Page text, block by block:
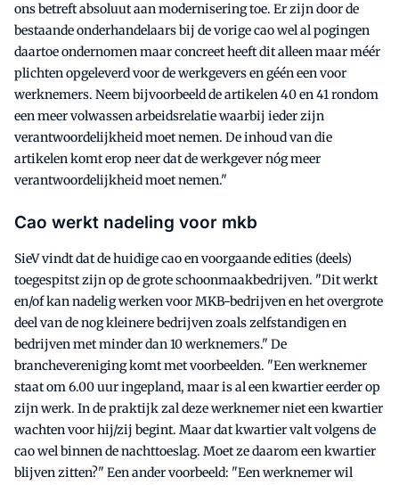
ons betreft absoluut aan modernisering toe. Er zijn door de
bestaande onderhandelaars bij de vorige cao wel al pogingen
daartoe ondernomen maar concreet heeft dit alleen maar méér
plichten opgeleverd voor de werkgevers en géén een voor
werknemers. Neem bijvoorbeeld de artikelen 40 en 41 rondom
een meer volwassen arbeidsrelatie waarbij ieder zijn
verantwoordelijkheid moet nemen. De inhoud van die
artikelen komt erop neer dat de werkgever nóg meer
verantwoordelijkheid moet nemen."
Cao werkt nadeling voor mkb
SieV vindt dat de huidige cao en voorgaande edities (deels)
toegespitst zijn op de grote schoonmaakbedrijven. "Dit werkt
en/of kan nadelig werken voor MKB-bedrijven en het overgrote
deel van de nog kleinere bedrijven zoals zelfstandigen en
bedrijven met minder dan 10 werknemers." De
branchevereniging komt met voorbeelden. "Een werknemer
staat om 6.00 uur ingepland, maar is al een kwartier eerder op
zijn werk. In de praktijk zal deze werknemer niet een kwartier
wachten voor hij/zij begint. Maar dat kwartier valt volgens de
cao wel binnen de nachttoeslag. Moet ze daarom een kwartier
blijven zitten?" Een ander voorbeeld: "Een werknemer wil